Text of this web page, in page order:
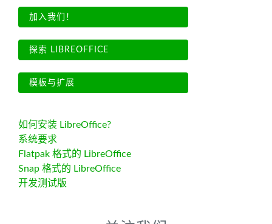
加入我们！
探索 LIBREOFFICE
模板与扩展
如何安装 LibreOffice?
系统要求
Flatpak 格式的 LibreOffice
Snap 格式的 LibreOffice
开发测试版